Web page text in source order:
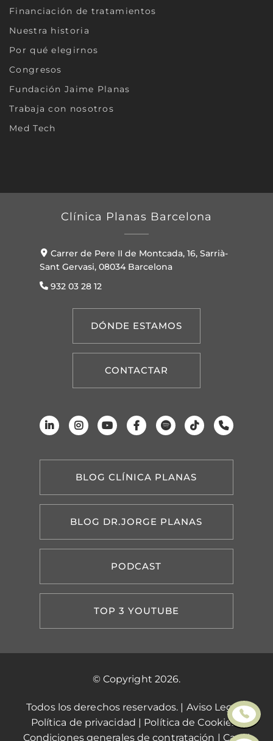
Financiación de tratamientos
Nuestra historia
Por qué elegirnos
Congresos
Fundación Jaime Planas
Trabaja con nosotros
Med Tech
Clínica Planas Barcelona
Carrer de Pere II de Montcada, 16, Sarrià-
Sant Gervasi, 08034 Barcelona
932 03 28 12
DÓNDE ESTAMOS
CONTACTAR
BLOG CLÍNICA PLANAS
BLOG DR.JORGE PLANAS
PODCAST
TOP 3 YOUTUBE
© Copyright 2026.
Todos los derechos reservados. | Aviso Legal|
Política de privacidad | Política de Cookies|
Condiciones generales de contratación | Canal